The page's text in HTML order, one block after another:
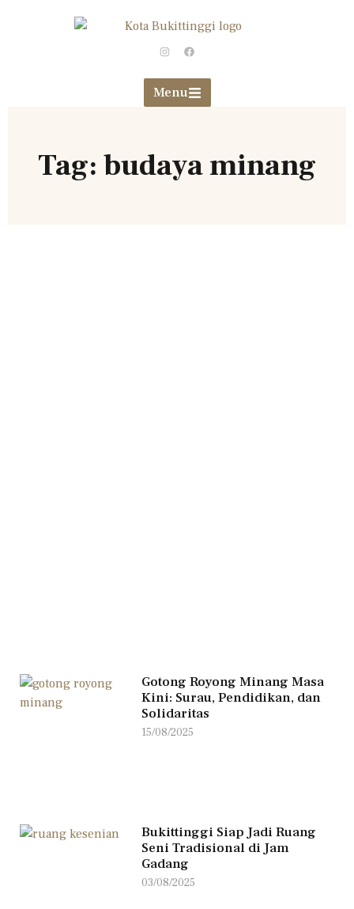
Menu
Tag: budaya minang
Gotong Royong Minang Masa
Kini: Surau, Pendidikan, dan
Solidaritas
15/08/2025
Bukittinggi Siap Jadi Ruang
Seni Tradisional di Jam
Gadang
03/08/2025